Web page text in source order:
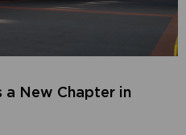
a New Chapter in